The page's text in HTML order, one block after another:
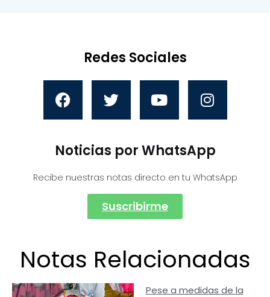
Redes Sociales
Noticias por WhatsApp
Recibe nuestras notas directo en tu WhatsApp
Suscribirme
Notas Relacionadas
Pese a medidas de la